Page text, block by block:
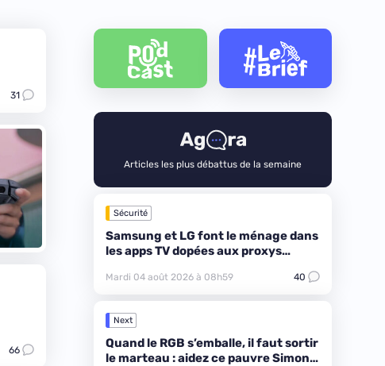
31
66
Articles les plus débattus de la semaine
Sécurité
Samsung et LG font le ménage dans
les apps TV dopées aux proxys
Mardi 04 août 2026 à 08h59 40
Next
Quand le RGB s’emballe, il faut sortir
le marteau : aidez ce pauvre Simon à